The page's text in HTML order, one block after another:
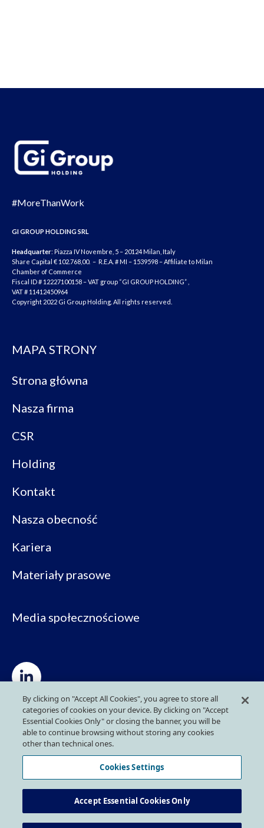
#MoreThanWork
GI GROUP HOLDING SRL
Headquarter: Piazza IV Novembre, 5 – 20124 Milan, Italy
Share Capital € 102.768,00. – R.E.A. # MI – 1539598 – Affiliate to Milan
Chamber of Commerce
Fiscal ID # 12227100158 – VAT group “GI GROUP HOLDING” ,
VAT # 11412450964
Copyright 2022 Gi Group Holding. All rights reserved.
MAPA STRONY
Strona główna
Nasza firma
CSR
Holding
Kontakt
Nasza obecność
Kariera
Materiały prasowe
Media społecznościowe
Polityka prywatności
Polityka cookies
Dla sygnalistów
By clicking on "Accept All Cookies", you agree to store all
categories of cookies on your device. By clicking on "Accept
Essential Cookies Only" or closing the banner, you will be
able to continue browsing without storing any cookies
other than technical ones.
Cookies Settings
Accept Essential Cookies Only